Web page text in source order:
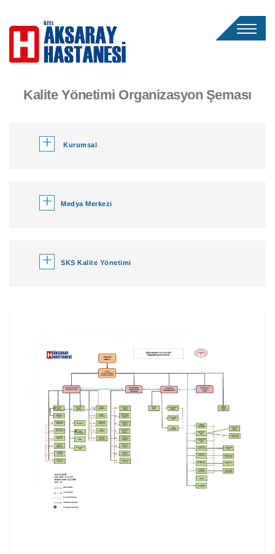
Kalite Yönetimi Organizasyon Şeması
+ Kurumsal
+ Medya Merkezi
+ SKS Kalite Yönetimi